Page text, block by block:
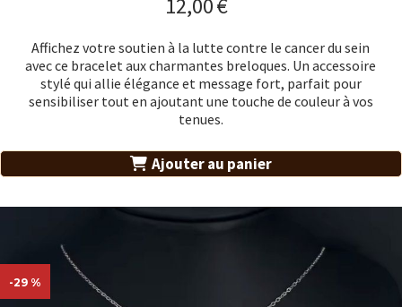
12,00€
Affichez votre soutien à la lutte contre le cancer du sein
avec ce bracelet aux charmantes breloques. Un accessoire
stylé qui allie élégance et message fort, parfait pour
sensibiliser tout en ajoutant une touche de couleur à vos
tenues.
Ajouter au panier
-29 %